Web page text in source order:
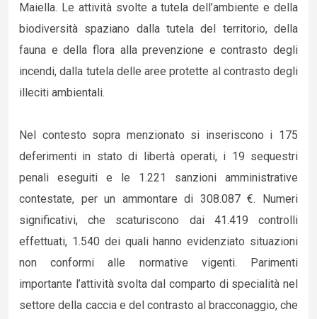
Maiella. Le attività svolte a tutela dell’ambiente e della
biodiversità spaziano dalla tutela del territorio, della
fauna e della flora alla prevenzione e contrasto degli
incendi, dalla tutela delle aree protette al contrasto degli
illeciti ambientali.
Nel contesto sopra menzionato si inseriscono i 175
deferimenti in stato di libertà operati, i 19 sequestri
penali eseguiti e le 1.221 sanzioni amministrative
contestate, per un ammontare di 308.087 €. Numeri
significativi, che scaturiscono dai 41.419 controlli
effettuati, 1.540 dei quali hanno evidenziato situazioni
non conformi alle normative vigenti. Parimenti
importante l’attività svolta dal comparto di specialità nel
settore della caccia e del contrasto al bracconaggio, che